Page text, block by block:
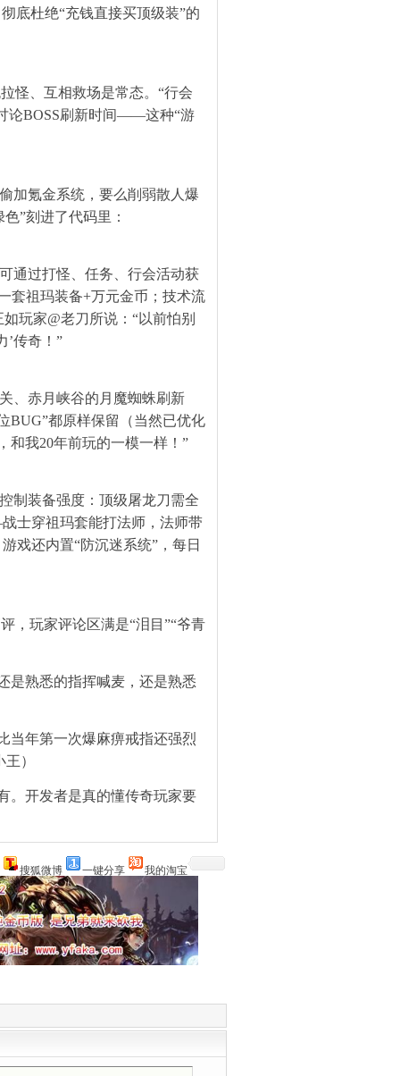
底杜绝“充钱直接买顶级装”的
怪、互相救场是常态。“行会
论BOSS刷新时间——这种“游
加氪金系统，要么削弱散人爆
”刻进了代码里：
通过打怪、任务、行会活动获
套祖玛装备+万元金币；技术流
玩家@老刀所说：“以前怕别
传奇！”
、赤月峡谷的月魔蜘蛛刷新
都原样保留（当然已优化
和我20年前玩的一模一样！”
制装备强度：顶级屠龙刀需全
士穿祖玛套能打法师，法师带
戏还内置“防沉迷系统”，每日
，玩家评论区满是“泪目”“爷青
是熟悉的指挥喊麦，还是熟悉
当年第一次爆麻痹戒指还强烈
）
。开发者是真的懂传奇玩家要
搜狐微博 一键分享 我的淘宝